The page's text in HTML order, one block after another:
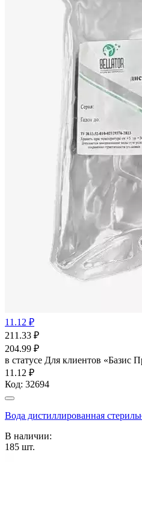
11.12 ₽
211.33 ₽
204.99 ₽
в статусе Для клиентов «Базис
11.12 ₽
Код: 32694
Вода дистиллированная
В наличии:
185 шт.